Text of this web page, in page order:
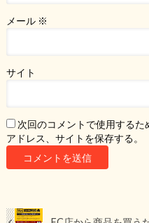
メール ※
サイト
次回のコメントで使用する
アドレス、サイトを保存する。